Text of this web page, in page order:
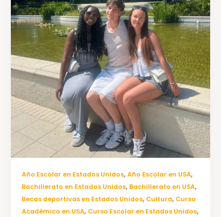
Año Escolar en Estados Unidos,Año Escolar en USA,
Bachillerato en Estados Unidos, Bachillerato en USA,
Becas deportivas en Estados Unidos, Cultura, Curso
Académico en USA, Curso Escolar en Estados Unidos,